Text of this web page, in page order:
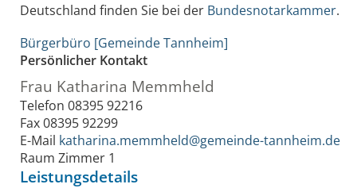
Deutschland finden Sie bei der Bundesnotarkammer.
Bürgerbüro [Gemeinde Tannheim]
Persönlicher Kontakt
Frau Katharina Memmheld
Telefon 08395 92216
Fax08395 92299
E-Mail katharina.memmheld@gemeinde-tannheim.de
Raum Zimmer 1
Leistungsdetails